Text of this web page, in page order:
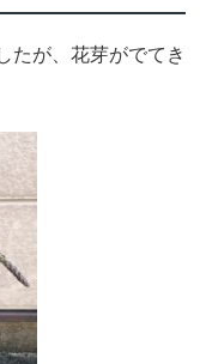
たが、花芽がでてき